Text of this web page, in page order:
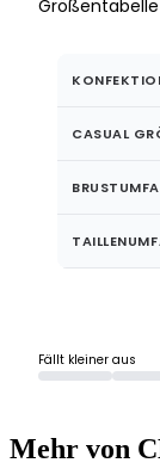
Größentabelle
CASUAL
Fällt kleiner aus
Mehr von